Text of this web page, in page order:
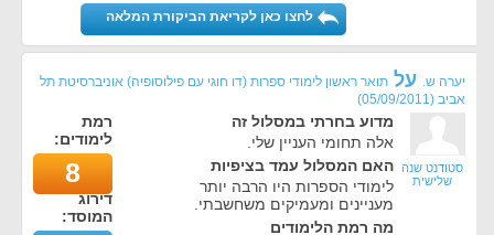
לחצו כאן לקריאת הביקורת המלאה
יערה ש. על תואר ראשון לימודי ספרות (דו חוגי עם פילוסופיה) אוניברסיטת תל
אביב (
05/09/2011
)
סטודנט שנה
שלישית
מדוע בחרתי במסלול זה
אלה תחומי העניין שלי.
האם המסלול עמד בציפיות
לימודי הספרות היו הרבה יותר
מעניינים ומעמיקים משחשבתי.
מה רמת הלימודים
רמת
לימודים:
8
דירוג
המוסד: